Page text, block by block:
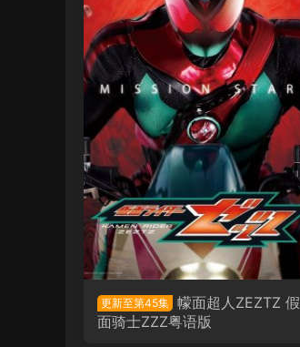
更新至第45集 幪面超人ZEZTZ 假
面骑士ZZZ粤语版